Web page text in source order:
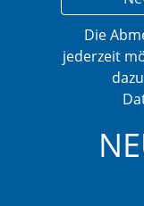
Die
jederzeit